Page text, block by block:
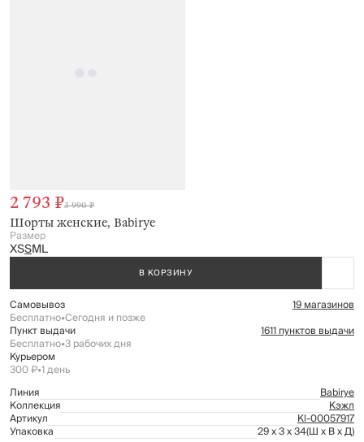
Шорты женские, Babirye
2 793 ₽3 990 ₽
Размер
XSSML
В КОРЗИНУ
Самовывоз 19 магазинов
Бесплатно•Сегодня и позже
Пункт выдачи 1611 пунктов выдачи
Бесплатно•3 рабочих дня
Курьером
300 ₽•1 день
Линия
Babirye
Коллекция Кэжл
Артикул Kl-00057917
Упаковка 29 x 3 x 34(Ш x В x Д)